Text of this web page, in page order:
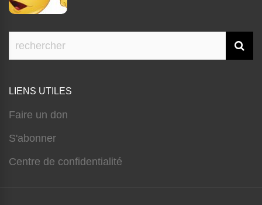
LIENS UTILES
Faire un don
S'abonner
Centre de confidentialité